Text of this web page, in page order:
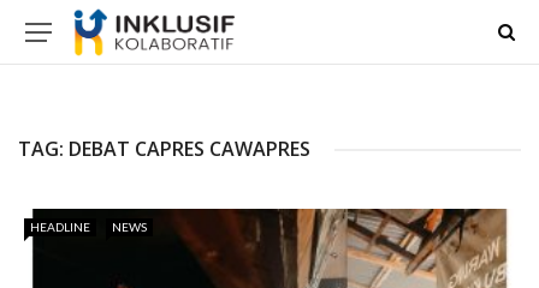
TAG: DEBAT CAPRES CAWAPRES
HEADLINE NEWS